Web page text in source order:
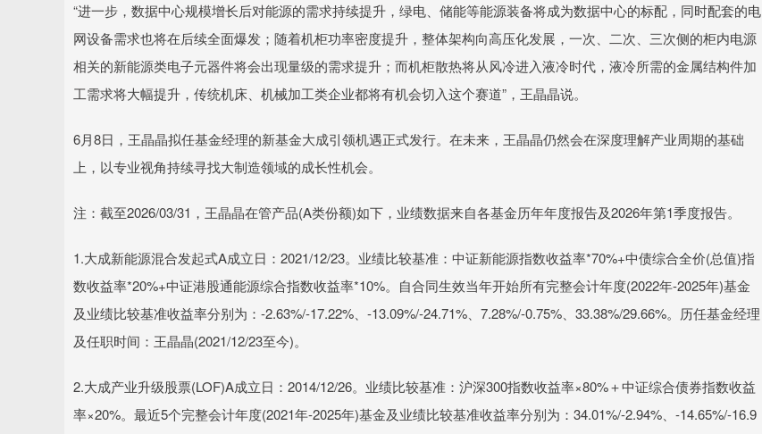
“进一步，数据中心规模增长后对能源的需求持续提升，绿电、储能等能源装备将成为数据中心的标配，同时配套的电
网设备需求也将在后续全面爆发；随着机柜功率密度提升，整体架构向高压化发展，一次、二次、三次侧的柜内电源
相关的新能源类电子元器件将会出现量级的需求提升；而机柜散热将从风冷进入液冷时代，液冷所需的金属结构件加
工需求将大幅提升，传统机床、机械加工类企业都将有机会切入这个赛道”，王晶晶说。
6月8日，王晶晶拟任基金经理的新基金大成引领机遇正式发行。在未来，王晶晶仍然会在深度理解产业周期的基础
上，以专业视角持续寻找大制造领域的成长性机会。
注：截至2026/03/31，王晶晶在管产品(A类份额)如下，业绩数据来自各基金历年年度报告及2026年第1季度报告。
1.大成新能源混合发起式A成立日：2021/12/23。业绩比较基准：中证新能源指数收益率*70%+中债综合全价(总值)指
数收益率*20%+中证港股通能源综合指数收益率*10%。自合同生效当年开始所有完整会计年度(2022年-2025年)基金
及业绩比较基准收益率分别为：-2.63%/-17.22%、-13.09%/-24.71%、7.28%/-0.75%、33.38%/29.66%。历任基金经理
及任职时间：王晶晶(2021/12/23至今)。
2.大成产业升级股票(LOF)A成立日：2014/12/26。业绩比较基准：沪深300指数收益率×80%＋中证综合债券指数收益
率×20%。最近5个完整会计年度(2021年-2025年)基金及业绩比较基准收益率分别为：34.01%/-2.94%、-14.65%/-16.9